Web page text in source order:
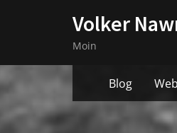
Volker
Moin
Blog